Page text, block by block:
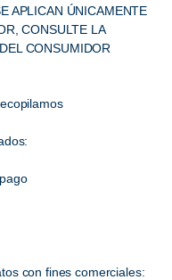
APLICAN ÚNICAMENTE
CONSULTE LA
CONSUMIDOR
con fines comerciales: